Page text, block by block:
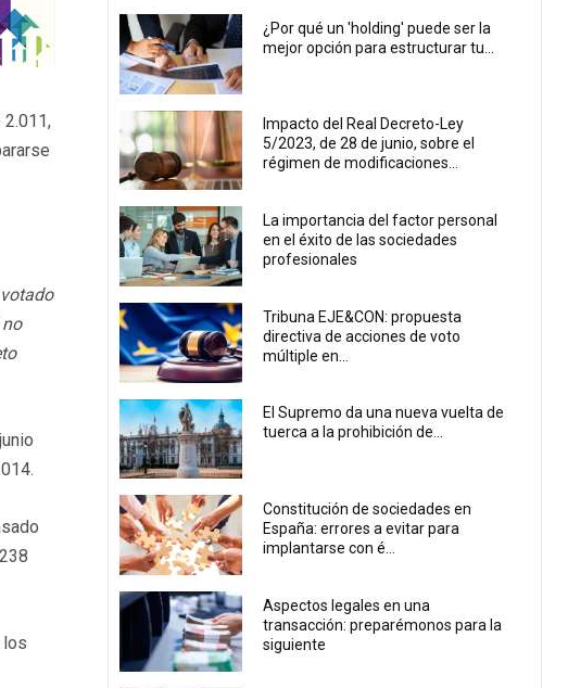
los
¿Por qué un 'holding' puede ser la
mejor opción para estructurar tu...
Impacto del Real Decreto-Ley
5/2023, de 28 de junio, sobre el
régimen de modificaciones...
La importancia del factor personal
en el éxito de las sociedades
profesionales
Tribuna EJE&CON: propuesta
directiva de acciones de voto
múltiple en...
El Supremo da una nueva vuelta de
tuerca a la prohibición de...
Constitución de sociedades en
España: errores a evitar para
implantarse con é...
Aspectos legales en una
transacción: preparémonos para la
siguiente